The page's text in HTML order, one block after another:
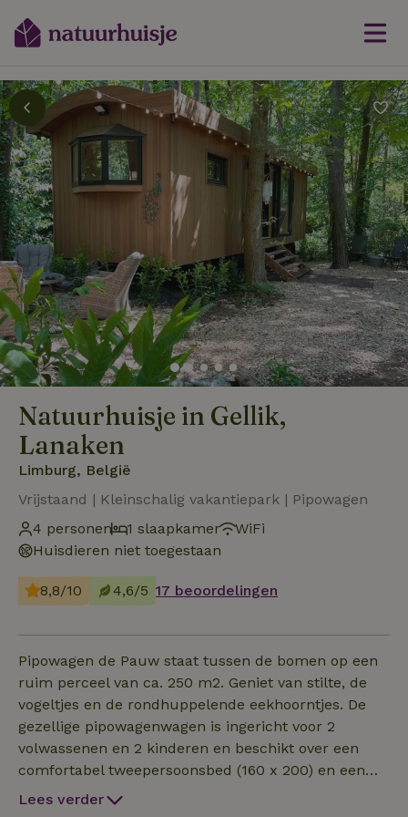
Natuurhuisje in Gellik,
Lanaken
Limburg, België
Vrijstaand | Kleinschalig vakantiepark | Pipowagen
4 personen
1 slaapkamer
WiFi
Huisdieren niet toegestaan
8,8/10 4,6/5 17 beoordelingen
Pipowagen de Pauw staat tussen de bomen op een
ruim perceel van ca. 250 m2. Geniet van stilte, de
vogeltjes en de rondhuppelende eekhoorntjes. De
gezellige pipowagenwagen is ingericht voor 2
volwassenen en 2 kinderen en beschikt over een
comfortabel tweepersoonsbed (160 x 200) en een
slaapbank (140 x 200), eethoek met 4 stoelen.
Lees verder